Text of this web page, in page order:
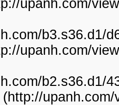
upanh.com/
b3.s36.d1/
upanh.com/
b2.s36.d1/